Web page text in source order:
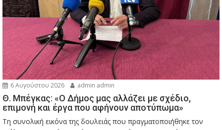
6 Αυγούστου 2026 admin admin
Θ. Μπέγκας: «Ο Δήμος μας αλλάζει με σχέδιο,
επιμονή και έργα που αφήνουν αποτύπωμα»
Τη συνολική εικόνα της δουλειάς που πραγματοποιήθηκε τον